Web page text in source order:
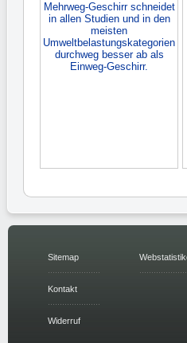
Mehrweg-Geschirr schneidet
in allen Studien und in den
meisten
Umweltbelastungskategorien
durchweg besser ab als
Einweg-Geschirr.
Sitemap
Kontakt
Widerruf